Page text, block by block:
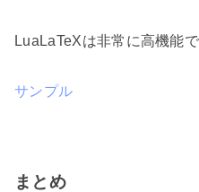
LuaLaTeXは非常に高機能
サンプル
まとめ